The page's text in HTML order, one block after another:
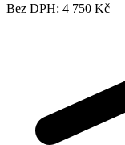
Bez DPH: 4 750 Kč